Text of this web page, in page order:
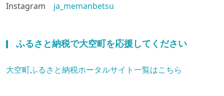
Instagram ja_memanbetsu
ふるさと納税で大空町を応援してください
大空町ふるさと納税ホータルサイト一覧はこちら